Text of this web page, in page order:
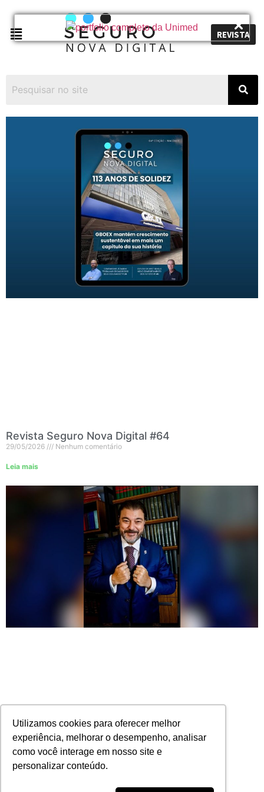
Utilizamos cookies para oferecer melhor
experiência, melhorar o desempenho, analisar
como você interage em nosso site e
personalizar conteúdo.
REVISTA
Revista Seguro Nova Digital #64
29/05/2026 Nenhum comentário
Leia mais
Efeitos da ação de produção antecipada de